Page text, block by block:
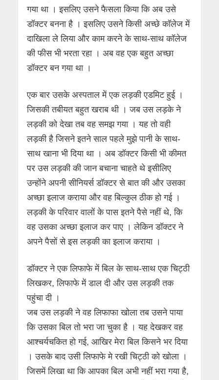
गया था । इसलिए उसने फैसला किया कि अब उसे
डॉक्टर बनना है । इसलिए उसने किसी अच्छे कॉलेज में
दाखिला ले लिया और काम करने के साथ-साथ कॉलेज
की फीस भी भरता रहा । अब वह एक बहुत अच्छा
डॉक्टर बन गया था ।
एक बार उसके अस्पताल में एक लड़की एडमिट हुई ।
जिसकी तबीयत बहुत खराब थी । जब उस लड़के ने
लड़की को देखा तब वह समझ गया । यह तो वही
लड़की है जिसने इतने साल पहले मुझे पानी के साथ-
साथ खाना भी दिया था । अब डॉक्टर किसी भी कीमत
पर उस लड़की की जान बचाना चाहते थे इसीलिए
उन्होंने अपनी सीनियर्स डॉक्टर से बात की और उसका
अच्छा इलाज कराया और वह बिल्कुल ठीक हो गई ।
लड़की के परिवार वालों के पास इतने पैसे नहीं थे, कि
वह उसका अच्छा इलाज कर पाए । लेकिन डॉक्टर ने
अपने पैसों से इस लड़की का इलाज कराया ।
डॉक्टर ने एक लिफाफे में बिल के साथ-साथ एक चिट्ठी
लिखकर, लिफाफे में डाल दी और उस लड़की तक
पहुंचा दी ।
जब उस लड़की ने वह लिफाफा खोला तब उसने पाया
कि उसका बिल तो भरा जा चुका है । यह देखकर वह
आश्चर्यचकित हो गई, आखिर मेरा बिल किसने भर दिया
। उसके बाद उसी लिफाफे मे रखी चिट्ठी को खोला ।
जिसमें लिखा था कि आपका बिल अभी नहीं भरा गया है,